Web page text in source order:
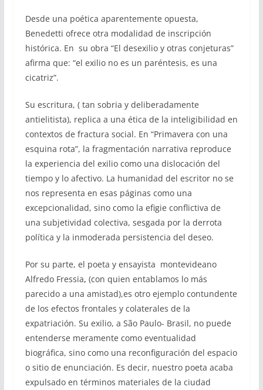
Desde una poética aparentemente opuesta,
Benedetti ofrece otra modalidad de inscripción
histórica. En su obra “El desexilio y otras conjeturas”
afirma que: “el exilio no es un paréntesis, es una
cicatriz”.
Su escritura, ( tan sobria y deliberadamente
antielitista), replica a una ética de la inteligibilidad en
contextos de fractura social. En “Primavera con una
esquina rota”, la fragmentación narrativa reproduce
la experiencia del exilio como una dislocación del
tiempo y lo afectivo. La humanidad del escritor no se
nos representa en esas páginas como una
excepcionalidad, sino como la efigie conflictiva de
una subjetividad colectiva, sesgada por la derrota
política y la inmoderada persistencia del deseo.
Por su parte, el poeta y ensayista montevideano
Alfredo Fressia, (con quien entablamos lo más
parecido a una amistad),es otro ejemplo contundente
de los efectos frontales y colaterales de la
expatriación. Su exilio, a São Paulo- Brasil, no puede
entenderse meramente como eventualidad
biográfica, sino como una reconfiguración del espacio
o sitio de enunciación. Es decir, nuestro poeta acaba
expulsado en términos materiales de la ciudad